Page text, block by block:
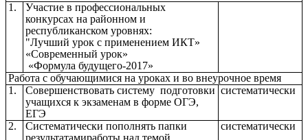
1.
Участие в профессиональных
конкурсах на районном и
республиканском уровнях:
"Лучший урок с применением ИКТ»
«Современный урок»
«Формула будущего-2017»
Работа с обучающимися на уроках и во внеурочное время
1.
Совершенствовать систему подготовки
учащихся к экзаменам в форме ОГЭ,
ЕГЭ
систематически
2.
Систематически пополнять папки
результатамиработы над темой
систематически